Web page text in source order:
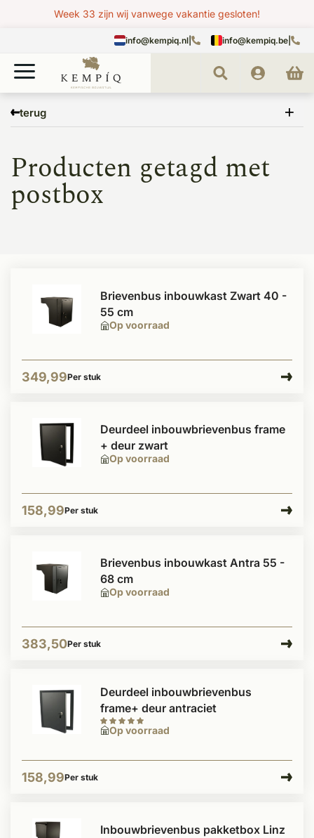
Week 33 zijn wij vanwege vakantie gesloten!
info@kempiq.nl info@kempiq.be
terug
postbox
Producten getagd met
postbox
Op voorraad
Brievenbus inbouwkast Zwart 40 -
55 cm
349,99Per stuk
Op voorraad
Deurdeel inbouwbrievenbus frame
+ deur zwart
158,99Per stuk
Op voorraad
Brievenbus inbouwkast Antra 55 -
68 cm
383,50Per stuk
Op voorraad
Deurdeel inbouwbrievenbus
frame+ deur antraciet
158,99Per stuk
Inbouwbrievenbus pakketbox Linz